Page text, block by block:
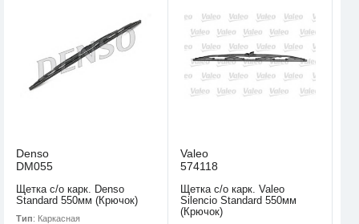
Denso
DM055
Щетка с/о карк. Denso
Standard 550мм (Крючок)
Тип: Каркасная
Valeo
574118
Щетка с/о карк. Valeo
Silencio Standard 550мм
(Крючок)